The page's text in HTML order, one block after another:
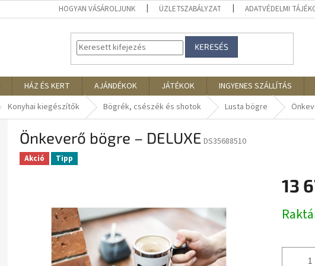
HOGYAN VÁSÁROLJUNK ÜZLETSZABÁLYZAT ADATVÉDELMI
KERESÉS
HÁZ ÉS KERT AJÁNDÉKOK JÁTÉKOK INGYENES SZÁLLÍTÁS
Konyhai kiegészítők Bögrék, csészék és shotok Lusta bögre
Önkeverő bögre – DELUXE DS35688510
Akció Tipp
13